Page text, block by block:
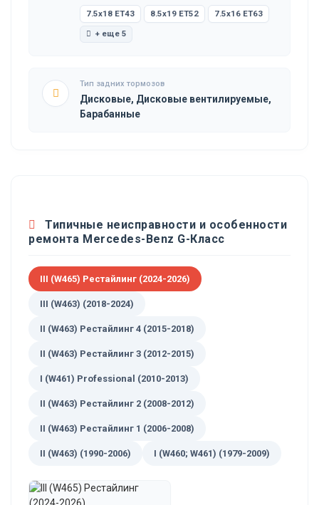
7.5x18 ET43 8.5x19 ET52 7.5x16 ET63
+ еще 5
Тип задних тормозов
Дисковые, Дисковые вентилируемые,
Барабанные
Типичные неисправности и особенности
ремонта Mercedes-Benz G-Класс
III (W465) Рестайлинг (2024-2026)
III (W463) (2018-2024)
II (W463) Рестайлинг 4 (2015-2018)
II (W463) Рестайлинг 3 (2012-2015)
I (W461) Professional (2010-2013)
II (W463) Рестайлинг 2 (2008-2012)
II (W463) Рестайлинг 1 (2006-2008)
II (W463) (1990-2006) I (W460; W461) (1979-2009)